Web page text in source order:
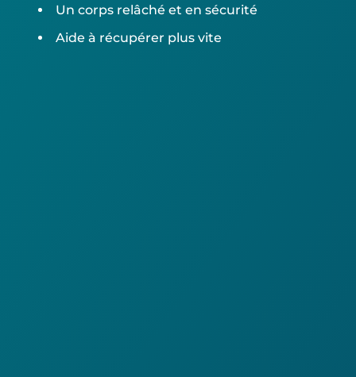
Un corps relâché et en sécurité
Aide à récupérer plus vite